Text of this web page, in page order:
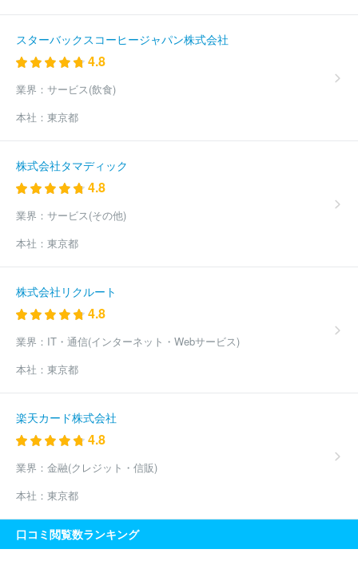
スターバックスコーヒージャパン株式会社
4.8
業界： サービス(飲食)
本社： 東京都
株式会社タマディック
4.8
業界： サービス(その他)
本社： 東京都
株式会社リクルート
4.8
業界： IT・通信(インターネット・Webサービス)
本社： 東京都
楽天カード株式会社
4.8
業界： 金融(クレジット・信販)
本社： 東京都
口コミ閲覧数ランキング